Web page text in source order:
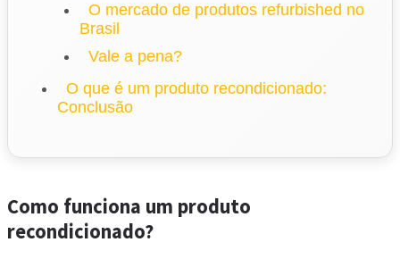
O mercado de produtos refurbished no
Brasil
Vale a pena?
O que é um produto recondicionado:
Conclusão
Como funciona um produto
recondicionado?